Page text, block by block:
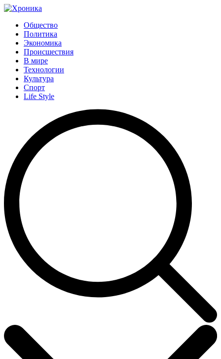
Общество
Политика
Экономика
Происшествия
В мире
Технологии
Культура
Спорт
Life Style